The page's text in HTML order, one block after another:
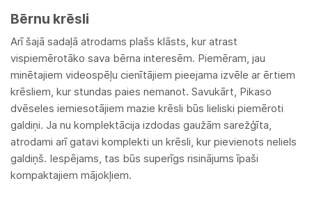
Bērnu krēsli
Arī šajā sadaļā atrodams plašs klāsts, kur atrast
vispiemērotāko sava bērna interesēm. Piemēram, jau
minētajiem videospēļu cienītājiem pieejama izvēle ar ērtiem
krēsliem, kur stundas paies nemanot. Savukārt, Pikaso
dvēseles iemiesotājiem mazie krēsli būs lieliski piemēroti
galdiņi. Ja nu komplektācija izdodas gaužām sarežģīta,
atrodami arī gatavi komplekti un krēsli, kur pievienots neliels
galdiņš. Iespējams, tas būs superīgs risinājums īpaši
kompaktajiem mājokļiem.